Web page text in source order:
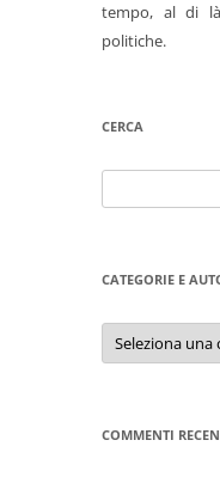
tempo, al di
politiche.
CERCA
per:
CATEGORIE E
Categorie
autori
COMMENTI